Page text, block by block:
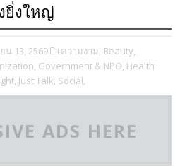
ยิ่งใหญ่
น 13, 2569 ความงาม, Beauty,
Government & NPO, Health
Just Talk, Social,
ADS HERE